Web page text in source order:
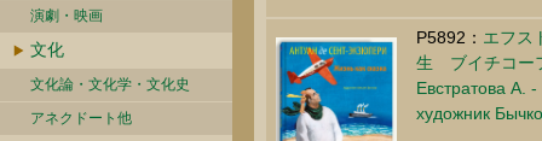
演劇・映画
文化
文化論・文化学・文化史
アネクドート他
P5892： エフス
生 ブイチコー
Евстратова А.
художник